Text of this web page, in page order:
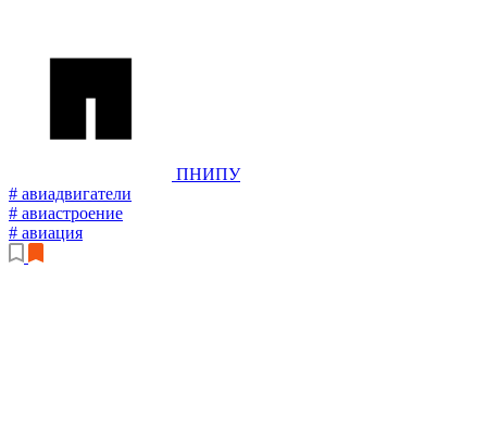
ПНИПУ
# авиадвигатели
# авиастроение
# авиация